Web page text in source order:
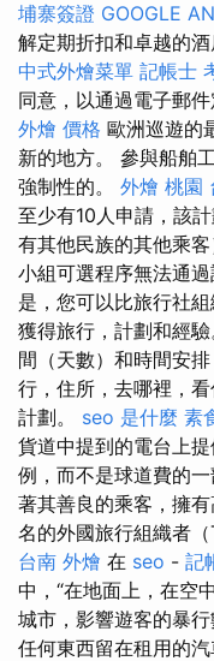
埔寨簽證 GOOGLE
解定期折扣和卓越的
中式外燴菜單 記帳士
同意，以通過電子郵
外燴 價格 歐洲巡遊的
新的地方。 參與船舶
強制性的。 外燴 桃園
至少有10人申請，該
有其他民族的其他乘客
小組可選程序無法通過
是，您可以比旅行社
獲得旅行，計劃和經驗
間（天數）和時間安
行，住所，去哪裡，
計劃。 seo 是什麼 素
貨道中提到的電台上
例，而不是球道費的
著其善良的乘客，擁
名的外國旅行組織者（
台南 外燴 在 seo - 記
中，“在地面上，在空
城市，影響遊客的暴行
任何東西留在租用的